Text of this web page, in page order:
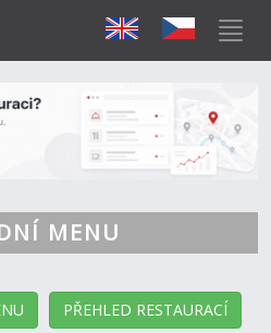
MENU
PŘEHLED RESTAURACÍ